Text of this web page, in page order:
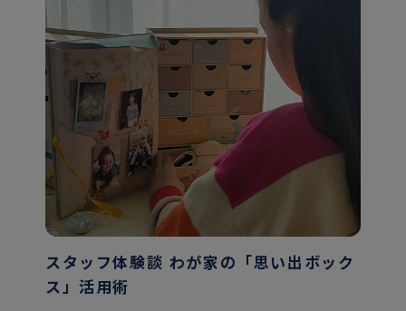
スタッフ体験談 わが家の「思い出ボック
ス」活用術